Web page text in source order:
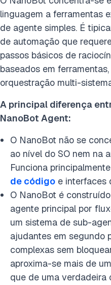
linguagem a ferramentas
de agente simples. É
de automação que
passos básicos de
baseados em
orquestração multi-
A principal diferença
NanoBot Agent:
O NanoBot não se
ao nível do SO nem na
Funciona
de código e interfaces
O NanoBot é
agente principal por
um sistema de sub-
ajudantes em segundo
complexas sem
aproxima-se mais de
que de uma